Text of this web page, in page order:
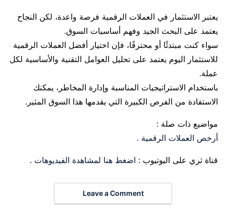
يعتبر الاستثمار في العملات الرقمية فرصة واعدة، لكن النجاح
يعتمد على البحث الجيد وفهم أساسيات السوق.
سواء كنت مبتدئًا أو محترفًا، فإن اختيار أفضل العملات الرقمية
للاستثمار اليوم يعتمد على تحليل العوامل التقنية والأساسية لكل
عملة.
باستخدام الاستراتيجيات المناسبة وإدارة المخاطر، يمكنك
الاستفادة من الفرص الكبيرة التي يقدمها هذا السوق المثير.
مواضيع ذات صلة :
أرخص العملات الرقمية .
قناة ثري على اليوتيوب : اضغط هنا لمشاهدة الفيديوهات .
Leave a Comment